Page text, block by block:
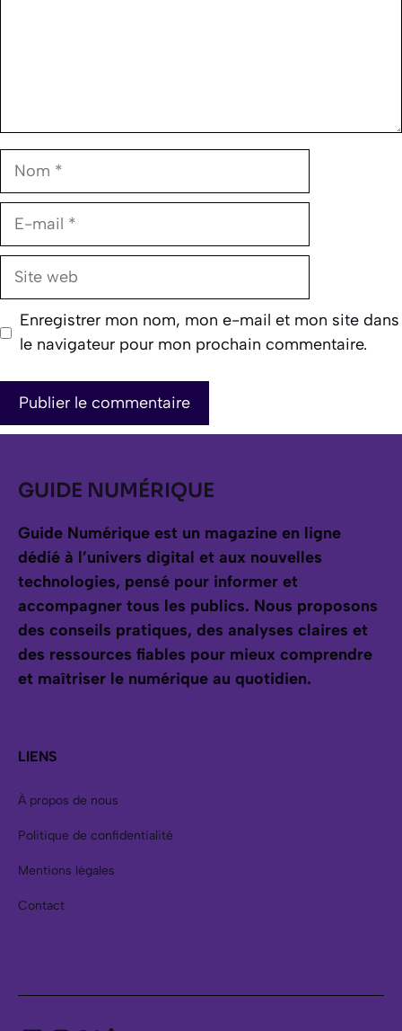
Nom
E-
Site
Enregistrer mon nom, mon e-mail et mon site dans
le navigateur pour mon prochain commentaire.
GUIDE NUMÉRIQUE
Guide Numérique est un magazine en ligne
dédié à l’univers digital et aux nouvelles
technologies, pensé pour informer et
accompagner tous les publics. Nous proposons
des conseils pratiques, des analyses claires et
des ressources fiables pour mieux comprendre
et maîtriser le numérique au quotidien.
LIENS
À propos de nous
Politique de confidentialité
Mentions légales
Contact